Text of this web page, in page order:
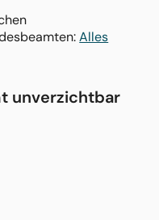
Alles
unverzichtbar